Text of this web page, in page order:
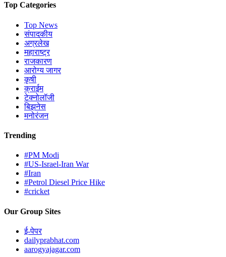
Top Categories
Top News
संपादकीय
अग्रलेख
महाराष्ट्र
राजकारण
आरोग्य जागर
कृषी
क्राईम
टेक्नोलॉजी
बिझनेस
मनोरंजन
Trending
#PM Modi
#US-Israel-Iran War
#Iran
#Petrol Diesel Price Hike
#cricket
Our Group Sites
ई-पेपर
dailyprabhat.com
aarogyajagar.com